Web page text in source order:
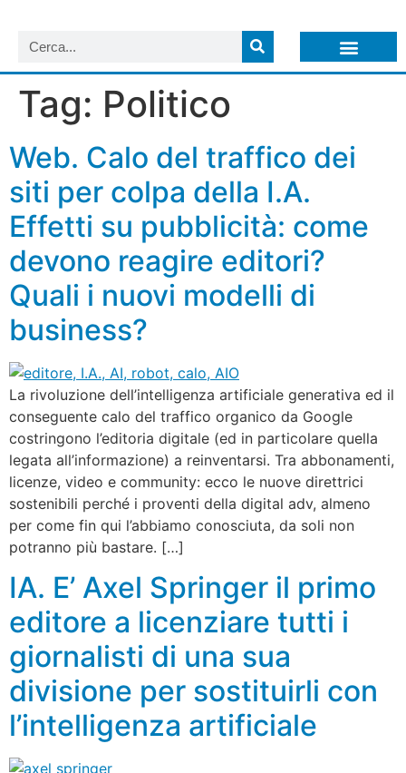
Tag: Politico
Web. Calo del traffico dei
siti per colpa della I.A.
Effetti su pubblicità: come
devono reagire editori?
Quali i nuovi modelli di
business?
La rivoluzione dell’intelligenza artificiale generativa ed il
conseguente calo del traffico organico da Google
costringono l’editoria digitale (ed in particolare quella
legata all’informazione) a reinventarsi. Tra abbonamenti,
licenze, video e community: ecco le nuove direttrici
sostenibili perché i proventi della digital adv, almeno
per come fin qui l’abbiamo conosciuta, da soli non
potranno più bastare. […]
IA. E’ Axel Springer il primo
editore a licenziare tutti i
giornalisti di una sua
divisione per sostituirli con
l’intelligenza artificiale